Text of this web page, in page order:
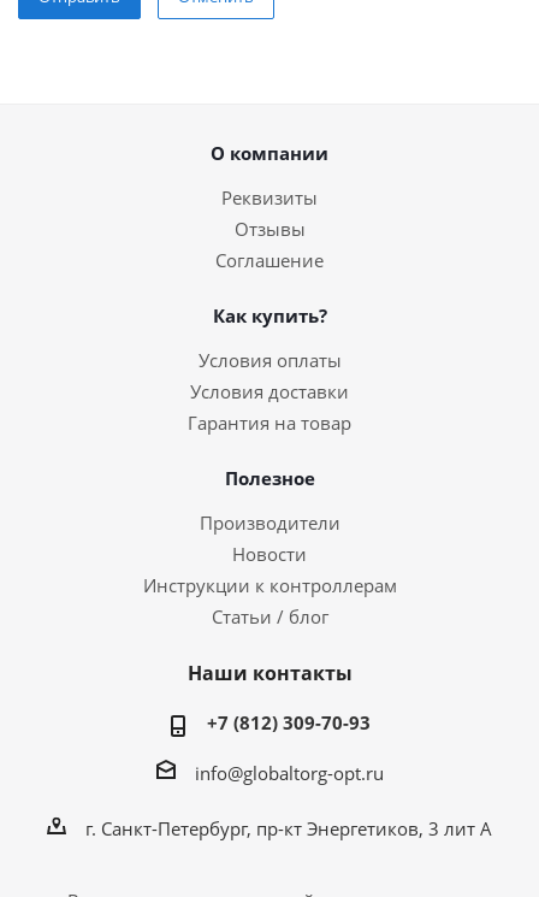
О компании
Реквизиты
Отзывы
Соглашение
Как купить?
Условия оплаты
Условия доставки
Гарантия на товар
Полезное
Производители
Новости
Инструкции к контроллерам
Статьи / блог
Наши контакты
+7 (812) 309-70-93
info@globaltorg-opt.ru
г. Санкт-Петербург, пр-кт Энергетиков, 3 лит А